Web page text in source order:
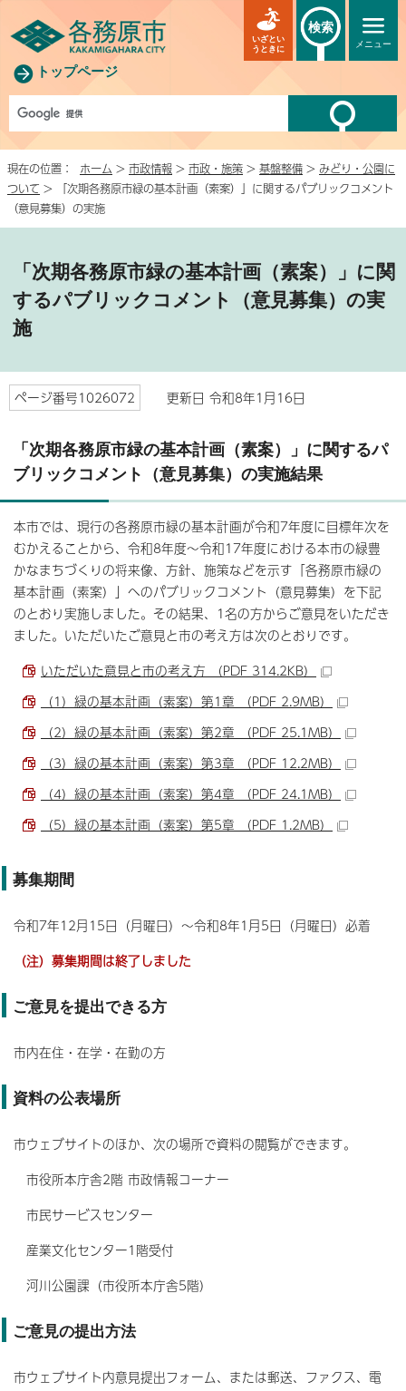
トップページ
メニュー
いざとい
うときに
検索
現在の位置： ホーム > 市政情報 > 市政・施策 > 基盤整備 > みどり・公園に
ついて > 「次期各務原市緑の基本計画（素案）」に関するパブリックコメント
（意見募集）の実施
「次期各務原市緑の基本計画（素案）」に関
するパブリックコメント（意見募集）の実
施
ページ番号1026072 更新日 令和8年1月16日
「次期各務原市緑の基本計画（素案）」に関するパ
ブリックコメント（意見募集）の実施結果
本市では、現行の各務原市緑の基本計画が令和7年度に目標年次を
むかえることから、令和8年度～令和17年度における本市の緑豊
かなまちづくりの将来像、方針、施策などを示す「各務原市緑の
基本計画（素案）」へのパブリックコメント（意見募集）を下記
のとおり実施しました。その結果、1名の方からご意見をいただき
ました。いただいたご意見と市の考え方は次のとおりです。
いただいた意見と市の考え方 （PDF 314.2KB）
（1）緑の基本計画（素案）第1章 （PDF 2.9MB）
（2）緑の基本計画（素案）第2章 （PDF 25.1MB）
（3）緑の基本計画（素案）第3章 （PDF 12.2MB）
（4）緑の基本計画（素案）第4章 （PDF 24.1MB）
（5）緑の基本計画（素案）第5章 （PDF 1.2MB）
募集期間
令和7年12月15日（月曜日）～令和8年1月5日（月曜日）必着
（注）募集期間は終了しました
ご意見を提出できる方
市内在住・在学・在勤の方
資料の公表場所
市ウェブサイトのほか、次の場所で資料の閲覧ができます。
市役所本庁舎2階 市政情報コーナー
市民サービスセンター
産業文化センター1階受付
河川公園課（市役所本庁舎5階）
ご意見の提出方法
市ウェブサイト内意見提出フォーム、または郵送、ファクス、電